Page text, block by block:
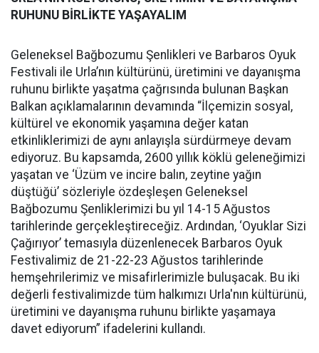
RUHUNU BİRLİKTE YAŞAYALIM
Geleneksel Bağbozumu Şenlikleri ve Barbaros Oyuk
Festivali ile Urla’nın kültürünü, üretimini ve dayanışma
ruhunu birlikte yaşatma çağrısında bulunan Başkan
Balkan açıklamalarının devamında “İlçemizin sosyal,
kültürel ve ekonomik yaşamına değer katan
etkinliklerimizi de aynı anlayışla sürdürmeye devam
ediyoruz. Bu kapsamda, 2600 yıllık köklü geleneğimizi
yaşatan ve ‘Üzüm ve incire balın, zeytine yağın
düştüğü’ sözleriyle özdeşleşen Geleneksel
Bağbozumu Şenliklerimizi bu yıl 14-15 Ağustos
tarihlerinde gerçekleştireceğiz. Ardından, ‘Oyuklar Sizi
Çağırıyor’ temasıyla düzenlenecek Barbaros Oyuk
Festivalimiz de 21-22-23 Ağustos tarihlerinde
hemşehrilerimiz ve misafirlerimizle buluşacak. Bu iki
değerli festivalimizde tüm halkımızı Urla'nın kültürünü,
üretimini ve dayanışma ruhunu birlikte yaşamaya
davet ediyorum” ifadelerini kullandı.